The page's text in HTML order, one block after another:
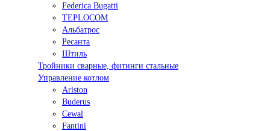
Federica Bugatti
TEPLOCOM
Альбатрос
Ресанта
Штиль
Тройники сварные, фитинги стальные
Управление котлом
Ariston
Buderus
Cewal
Fantini